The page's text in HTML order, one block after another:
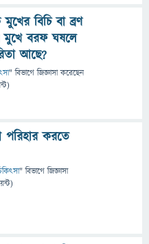
বিচি বা ব্রণ
মুখে বরফ ঘষলে
আছে?
" বিভাগে জিজ্ঞাসাকরেছেন
পরিহার করতে
" বিভাগে জিজ্ঞাসা